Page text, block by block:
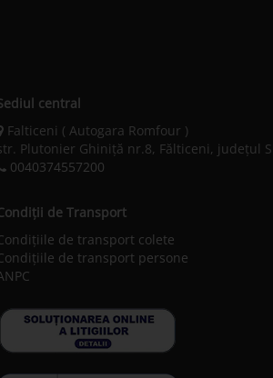
central
Falticeni ( Autogara Romfour )
Plutonier Ghiniţă nr.8, Fălticeni, judeţul
0040374557200
de Transport
de transport colete
de transport persone